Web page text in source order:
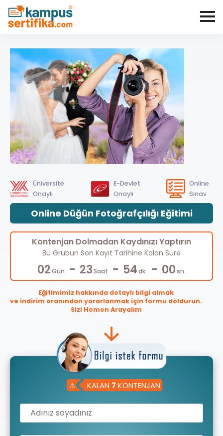
Üniversite
Onaylı
E-Devlet
Onaylı
Online
Sınav
Online Düğün Fotoğrafçılığı Eğitimi
Kontenjan Dolmadan Kaydınızı Yaptırın
Bu Grubun Son Kayıt Tarihine Kalan Süre
02 Gün - 23 Saat - 53dk. - 59 sn.
Eğitimimiz hakkında detaylı bilgi almak
ve indirim oranından yararlanmak için formu doldurun.
Sizi Hemen Arayalım
⚠ KALAN 7 KONTENJAN